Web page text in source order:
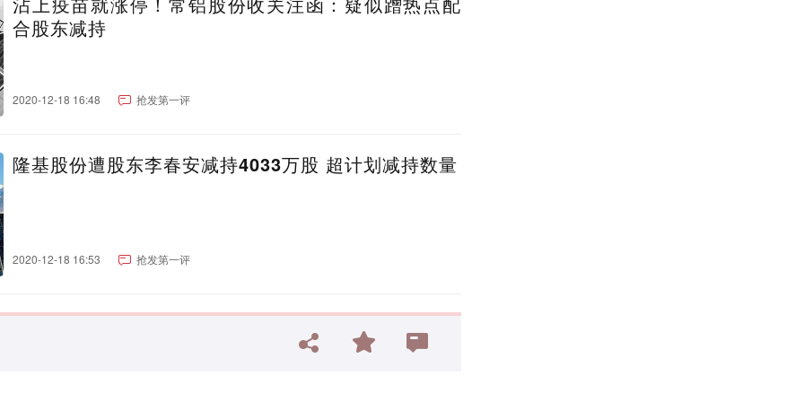
合股东减持
2020-12-18 16:48 抢发第一评
隆基股份遭股东李春安减持4033万股 超计划减持数量
2020-12-18 16:53 抢发第一评